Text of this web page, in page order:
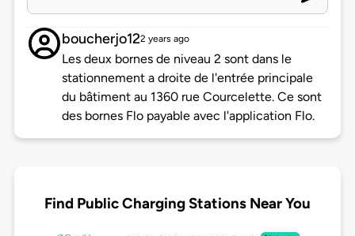
boucherjo122 years ago
Les deux bornes de niveau 2 sont dans le
stationnement a droite de l'entrée principale
du bâtiment au 1360 rue Courcelette. Ce sont
des bornes Flo payable avec l'application Flo.
Find Public Charging Stations Near You